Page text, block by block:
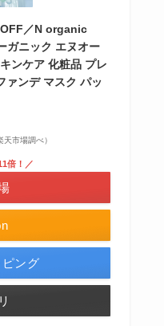
／N organic
ガニック エヌオー
ンケア 化粧品 プレ
ァンデ マスク パッ
市場調べ）
倍！／
ング